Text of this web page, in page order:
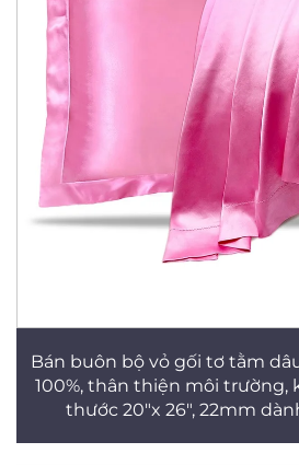
Bán buôn bộ vỏ gối tơ tằm
100%, thân thiện môi trường,
thước 20"x 26", 22mm